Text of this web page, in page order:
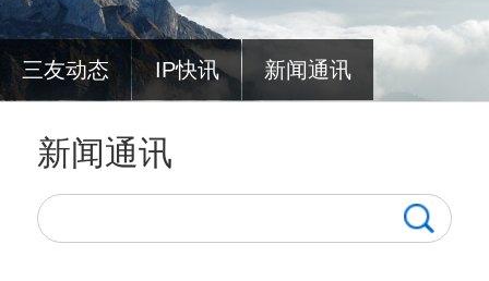
三友动态 IP快讯 新闻通讯
新闻通讯